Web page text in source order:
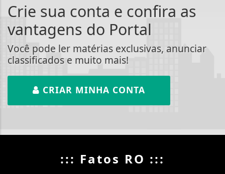
Crie sua conta e confira as
vantagens do Portal
Você pode ler matérias exclusivas, anunciar
classificados e muito mais!
CRIAR MINHA CONTA
::: Fatos RO :::